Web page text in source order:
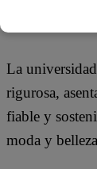
La
rigurosa,
fiable y
moda y